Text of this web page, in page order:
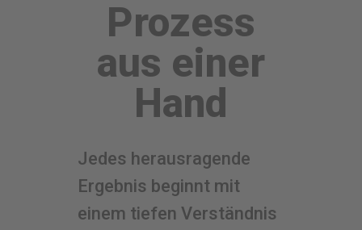
Prozess
aus einer
Hand
Jedes herausragende
Ergebnis beginnt mit
einem tiefen Verständnis